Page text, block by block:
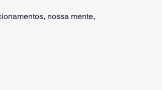
nossa mente,
guerras magisticas sem